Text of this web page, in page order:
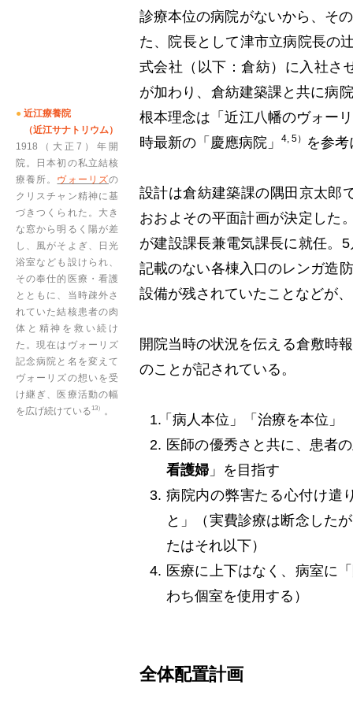
● 近江療養院
（近江サナトリウム）
1918（大正7）年開
院。日本初の私立結核
療養所。 ヴォーリズの
クリスチャン精神に基
づきつくられた。大き
な窓から明るく陽が差
し、風がそよぎ、日光
浴室なども設けられ、
その奉仕的医療・看護
とともに、当時疎外さ
れていた結核患者の肉
体と精神を救い続け
た。現在はヴォーリズ
記念病院と名を変えて
ヴォーリズの想いを受
け継ぎ、医療活動の幅
を広げ続けている13） 。
診療本位の病院がないから、そ
た、院長として津市立病院長の
式会社（以下：倉紡）に入社さ
が加わり、倉紡建築課と共に病
根本理念は「近江八幡のヴォー
時最新の「慶應病院」
4, 5） を参
設計は倉紡建築課の隅田京太郎
おおよその平面計画が決定した
が建設課長兼電気課長に就任。
記載のない各棟入口のレンガ造
設備が残されていたことなどが
開院当時の状況を伝える倉敷時報
のことが記されている。
「病人本位」「治療を本位」
医師の優秀さと共に、患者
看護婦 」を目指す
病院内の弊害たる心付け遣
と」（実費診療は断念した
たはそれ以下）
医療に上下はなく、病室に
わち個室を使用する）
全体配置計画